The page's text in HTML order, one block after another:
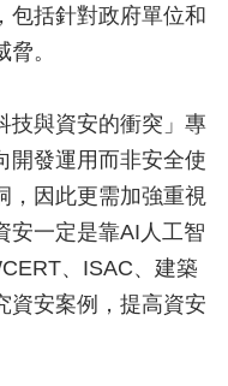
包括針對政府單位和
。
技與資安的衝突」專
開發運用而非安全使
，因此更需加強重視
安一定是靠AI人工智
、ISAC、建築
資安案例，提高資安